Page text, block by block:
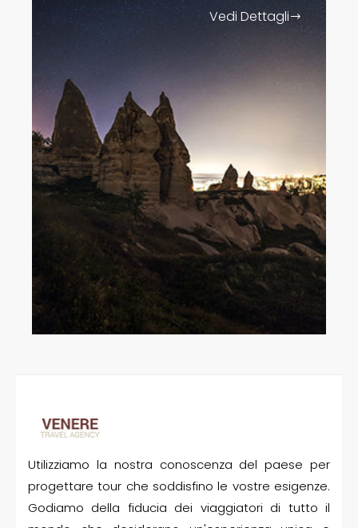
Vedi Dettagli
Utilizziamo la nostra conoscenza del paese per
progettare tour che soddisfino le vostre esigenze.
Godiamo della fiducia dei viaggiatori di tutto il